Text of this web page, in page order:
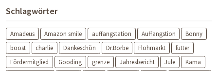
Schlagwörter
Amadeus Amazon smile auffangstation Auffangstion
Bonny
boost
charlie Dankeschön Dr.Borbe Flohmarkt
futter
Fördermitglied
Gooding grenze Jahresbericht Jule
Kama